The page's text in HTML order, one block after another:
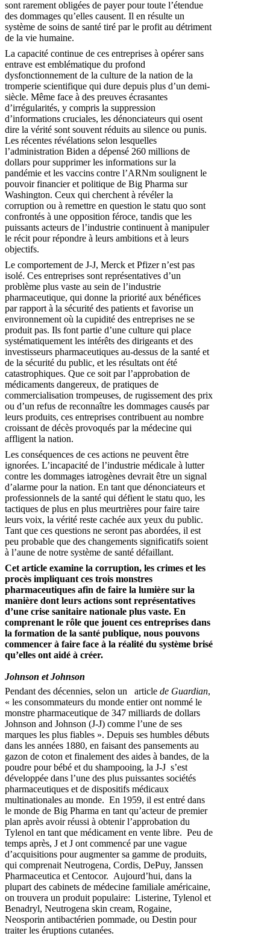
sont rarement obligées de payer pour toute l’étendue
des dommages qu’elles causent. Il en résulte un
système de soins de santé tiré par le profit au détriment
de la vie humaine.
La capacité continue de ces entreprises à opérer sans
entrave est emblématique du profond
dysfonctionnement de la culture de la nation de la
tromperie scientifique qui dure depuis plus d’un demi-
siècle. Même face à des preuves écrasantes
d’irrégularités, y compris la suppression
d’informations cruciales, les dénonciateurs qui osent
dire la vérité sont souvent réduits au silence ou punis.
Les récentes révélations selon lesquelles
l’administration Biden a dépensé 260 millions de
dollars pour supprimer les informations sur la
pandémie et les vaccins contre l’ARNm soulignent le
pouvoir financier et politique de Big Pharma sur
Washington. Ceux qui cherchent à révéler la
corruption ou à remettre en question le statu quo sont
confrontés à une opposition féroce, tandis que les
puissants acteurs de l’industrie continuent à manipuler
le récit pour répondre à leurs ambitions et à leurs
objectifs.
Le comportement de J-J, Merck et Pfizer n’est pas
isolé. Ces entreprises sont représentatives d’un
problème plus vaste au sein de l’industrie
pharmaceutique, qui donne la priorité aux bénéfices
par rapport à la sécurité des patients et favorise un
environnement où la cupidité des entreprises ne se
produit pas. Ils font partie d’une culture qui place
systématiquement les intérêts des dirigeants et des
investisseurs pharmaceutiques au-dessus de la santé et
de la sécurité du public, et les résultats ont été
catastrophiques. Que ce soit par l’approbation de
médicaments dangereux, de pratiques de
commercialisation trompeuses, de rugissement des prix
ou d’un refus de reconnaître les dommages causés par
leurs produits, ces entreprises contribuent au nombre
croissant de décès provoqués par la médecine qui
affligent la nation.
Les conséquences de ces actions ne peuvent être
ignorées. L’incapacité de l’industrie médicale à lutter
contre les dommages iatrogènes devrait être un signal
d’alarme pour la nation. En tant que dénonciateurs et
professionnels de la santé qui défient le statu quo, les
tactiques de plus en plus meurtrières pour faire taire
leurs voix, la vérité reste cachée aux yeux du public.
Tant que ces questions ne seront pas abordées, il est
peu probable que des changements significatifs soient
à l’aune de notre système de santé défaillant.
Cet article examine la corruption, les crimes et les
procès impliquant ces trois monstres
pharmaceutiques afin de faire la lumière sur la
manière dont leurs actions sont représentatives
d’une crise sanitaire nationale plus vaste. En
comprenant le rôle que jouent ces entreprises dans
la formation de la santé publique, nous pouvons
commencer à faire face à la réalité du système brisé
qu’elles ont aidé à créer.
Johnson et Johnson
Pendant des décennies, selon un article de Guardian,
« les consommateurs du monde entier ont nommé le
monstre pharmaceutique de 347 milliards de dollars
Johnson and Johnson (J-J) comme l’une de ses
marques les plus fiables ». Depuis ses humbles débuts
dans les années 1880, en faisant des pansements au
gazon de coton et finalement des aides à bandes, de la
poudre pour bébé et du shampooing, la J-J s’est
développée dans l’une des plus puissantes sociétés
pharmaceutiques et de dispositifs médicaux
multinationales au monde. En 1959, il est entré dans
le monde de Big Pharma en tant qu’acteur de premier
plan après avoir réussi à obtenir l’approbation du
Tylenol en tant que médicament en vente libre. Peu de
temps après, J et J ont commencé par une vague
d’acquisitions pour augmenter sa gamme de produits,
qui comprenait Neutrogena, Cordis, DePuy, Janssen
Pharmaceutica et Centocor. Aujourd’hui, dans la
plupart des cabinets de médecine familiale américaine,
on trouvera un produit populaire: Listerine, Tylenol et
Benadryl, Neutrogena skin cream, Rogaine,
Neosporin antibactérien pommade, ou Destin pour
traiter les éruptions cutanées.